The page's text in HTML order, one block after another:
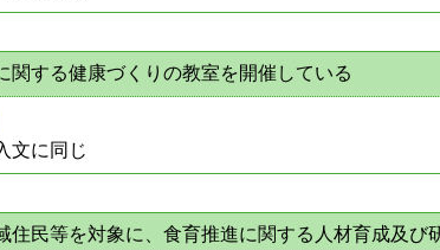
関する健康づくりの教室を開催している
文に同じ
民等を対象に、食育推進に関する人材育成及び